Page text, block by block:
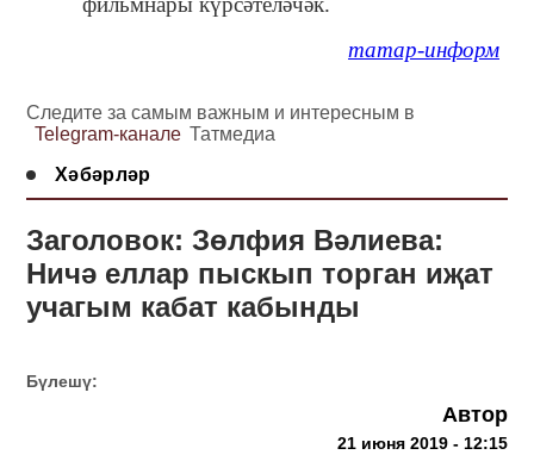
татар-информ
Следите за самым важным и интересным в
Telegram-канале Татмедиа
Хәбәрләр
Заголовок: Зөлфия Вәлиева:
Ничә еллар пыскып торган иҗат
учагым кабат кабынды
Бүлешү:
Автор
21 июня 2019 - 12:15